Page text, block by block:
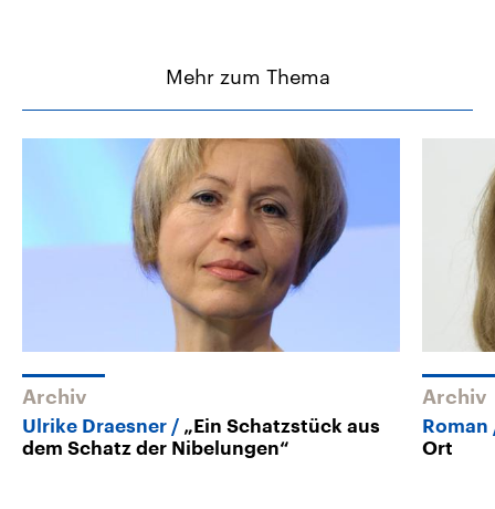
Mehr zum Thema
Archiv
Ulrike Draesner
„Ein Schatzstück aus
dem Schatz der Nibelungen“
Archiv
Roman
Ort